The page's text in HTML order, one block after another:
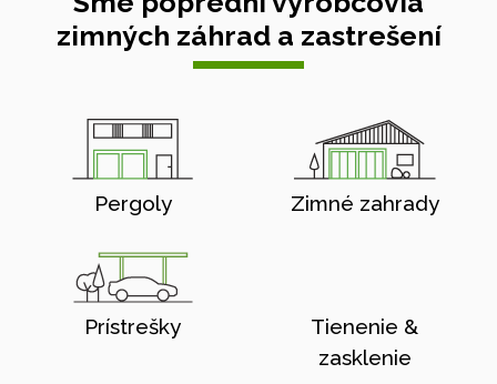
zimných záhrad a zastrešení
Pergoly Zimné zahrady
Prístrešky
Tienenie &
zasklenie